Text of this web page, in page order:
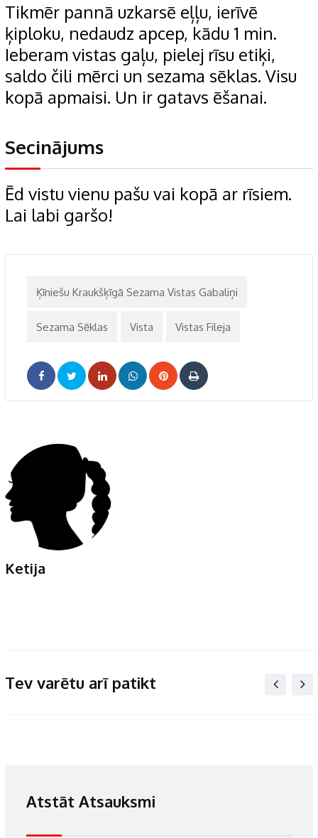
Tikmēr pannā uzkarsē eļļu, ierīvē
ķiploku, nedaudz apcep, kādu 1 min.
Ieberam vistas gaļu, pielej rīsu etiķi,
saldo čili mērci un sezama sēklas. Visu
kopā apmaisi. Un ir gatavs ēšanai.
Secinājums
Ēd vistu vienu pašu vai kopā ar rīsiem.
Lai labi garšo!
Ķīniešu Kraukšķīgā Sezama Vistas Gabaliņi
Sezama Sēklas Vista Vistas Fileja
LinkedInWhatsappPinterest
Print
Ketija
Tev varētu arī patikt
Atstāt Atsauksmi